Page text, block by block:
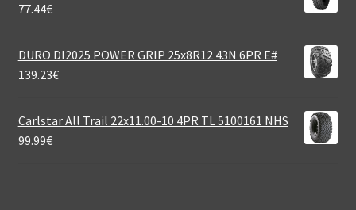
77.44€
DURO DI2025 POWER GRIP 25x8R12 43N 6PR E#
139.23€
Carlstar All Trail 22x11.00-10 4PR TL 5100161 NHS
99.99€